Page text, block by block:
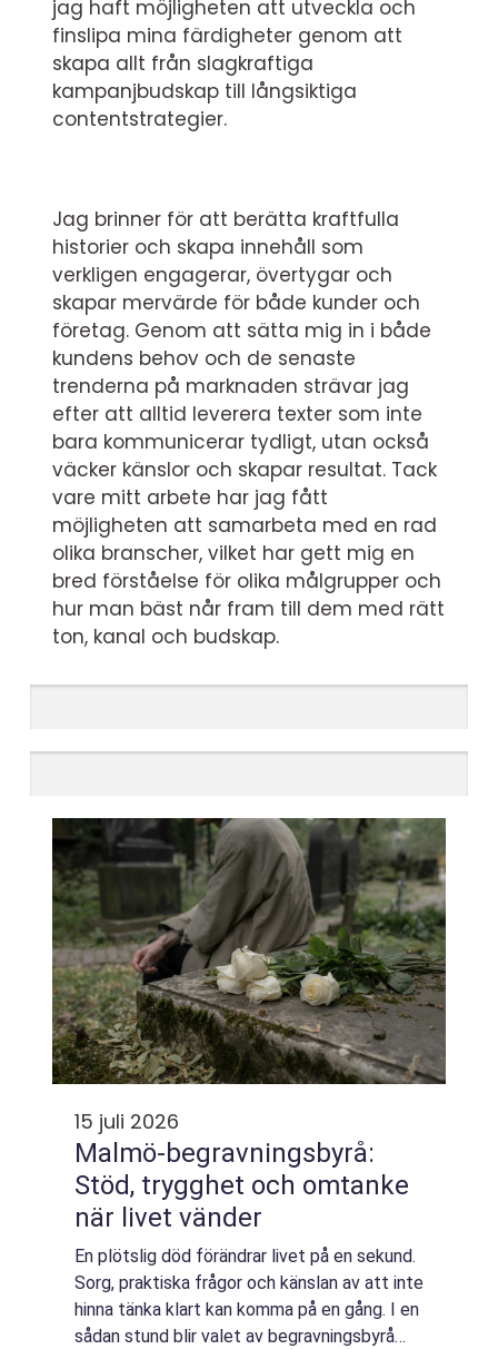
jag haft möjligheten att utveckla och
finslipa mina färdigheter genom att
skapa allt från slagkraftiga
kampanjbudskap till långsiktiga
contentstrategier.
Jag brinner för att berätta kraftfulla
historier och skapa innehåll som
verkligen engagerar, övertygar och
skapar mervärde för både kunder och
företag. Genom att sätta mig in i både
kundens behov och de senaste
trenderna på marknaden strävar jag
efter att alltid leverera texter som inte
bara kommunicerar tydligt, utan också
väcker känslor och skapar resultat. Tack
vare mitt arbete har jag fått
möjligheten att samarbeta med en rad
olika branscher, vilket har gett mig en
bred förståelse för olika målgrupper och
hur man bäst når fram till dem med rätt
ton, kanal och budskap.
15 juli 2026
Malmö-begravningsbyrå:
Stöd, trygghet och omtanke
när livet vänder
En plötslig död förändrar livet på en sekund.
Sorg, praktiska frågor och känslan av att inte
hinna tänka klart kan komma på en gång. I en
sådan stund blir valet av begravningsbyrå